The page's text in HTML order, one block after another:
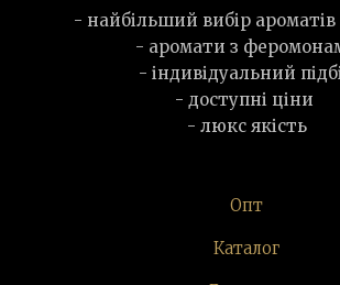
- найбільший вибір ароматів
- аромати з
- індивідуальний
- доступні ціни
- люкс якість
Опт
Каталог